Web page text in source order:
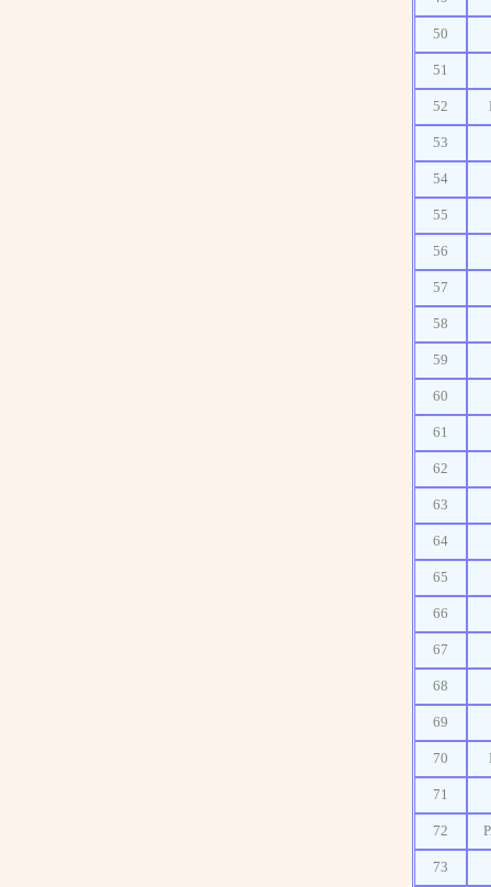
50
51
52
53
54
55
56
57
58
59
60
61
62
63
64
65
66
67
68
69
70
71
72
73